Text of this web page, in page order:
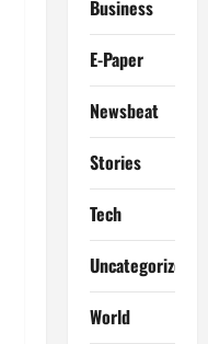
Business
E-Paper
Newsbeat
Stories
Tech
Uncategorized
World